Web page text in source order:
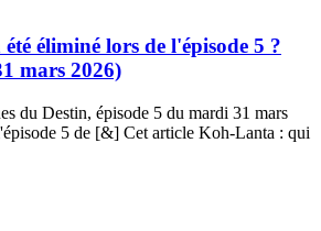
éliminé lors de l'épisode 5 ?
mars 2026)
du Destin, épisode 5 du mardi 31 mars
5 de [&] Cet article Koh-Lanta : qui